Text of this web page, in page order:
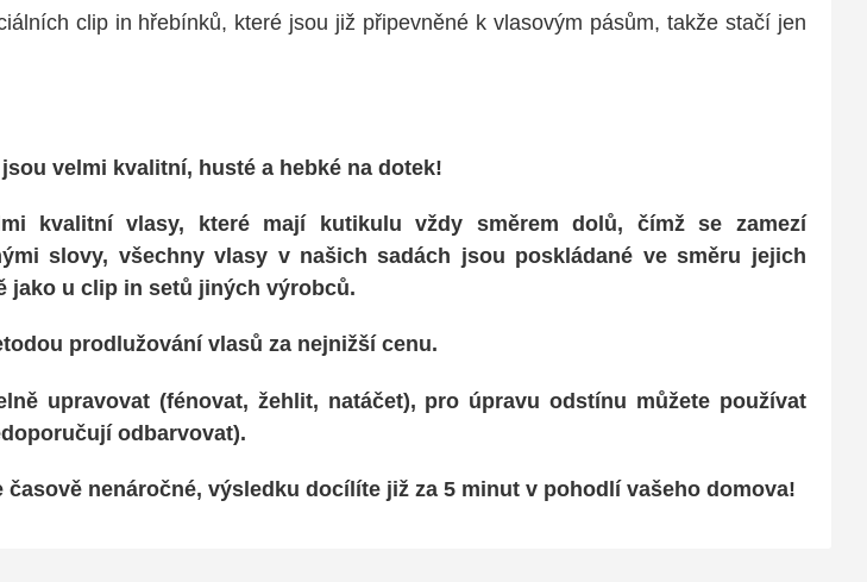
clip in hřebínků, které jsou již připevněné k vlasovým pásům, takže stačí jen
velmi kvalitní, husté a hebké na dotek!
kvalitní vlasy, které mají kutikulu vždy směrem dolů, čímž se zamezí
slovy, všechny vlasy v našich sadách jsou poskládané vesměru jejich
jako u clip in setů jiných výrobců.
prodlužování vlasů za nejnižší cenu.
upravovat (fénovat, žehlit, natáčet), pro úpravu odstínu můžete používat
odbarvovat).
časově nenáročné, výsledku docílíte již za5 minut v pohodlí vašeho domova!